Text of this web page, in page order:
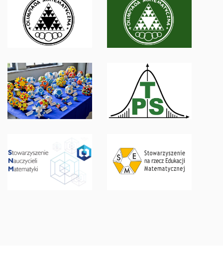
W KRAKOWIE
W POLSCE
MATEMATYCZNE
W IM UJ
TOWARZYSTWO
STATYSTYCZNE
MATEMATYKI
ROZWOJU
EDUKACJI